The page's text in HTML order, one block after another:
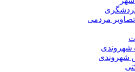
مردمی